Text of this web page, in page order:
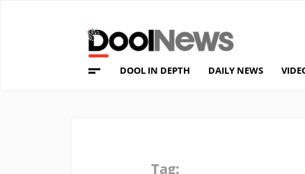
DOOL IN DEPTH DAILY NEWS
Tag: